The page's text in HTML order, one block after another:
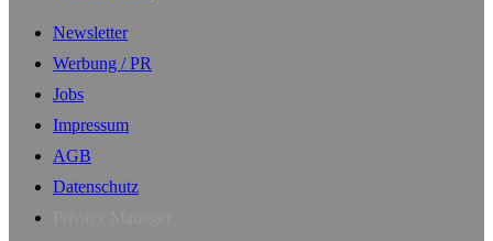
Newsletter
Werbung / PR
Jobs
Impressum
AGB
Datenschutz